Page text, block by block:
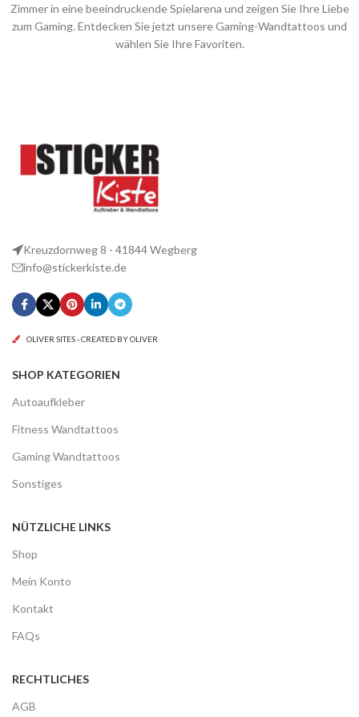
Zimmer in eine beeindruckende Spielarena und zeigen Sie Ihre Liebe
zum Gaming. Entdecken Sie jetzt unsere Gaming-Wandtattoos und
wählen Sie Ihre Favoriten.
Kreuzdornweg 8 - 41844 Wegberg
info@stickerkiste.de
OLIVER SITES - CREATED BY OLIVER
SHOP KATEGORIEN
Autoaufkleber
Fitness Wandtattoos
Gaming Wandtattoos
Sonstiges
NÜTZLICHE LINKS
Shop
Mein Konto
Kontakt
FAQs
RECHTLICHES
AGB